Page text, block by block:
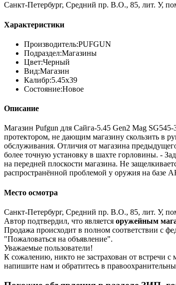
Санкт-Петербург, Средний пр. В.О., 85, лит. У,
Характеристики
Производитель:PUFGUN
Подраздел:Магазины
Цвет:Черный
Вид:Магазин
Калибр:5.45х39
Состояние:Новое
Описание
Магазин Pufgun для Сайга-5.45 Gen2 Mag
протектором, не дающим магазину скользить в
обслуживания. Отличия от магазина
более точную установку в шахте горловины. -
на передней плоскости магазина. Не
распространённой проблемой у оружия на базе
Место осмотра
Санкт-Петербург, Средний пр. В.О., 85, лит. У,
Автор подтвердил, что является оружейным
Продажа происходит в полном соответствии с
"Пожаловаться на объявление".
Уважаемые пользователи!
К сожалению, никто не застрахован от встречи
напишите нам и обратитесь в